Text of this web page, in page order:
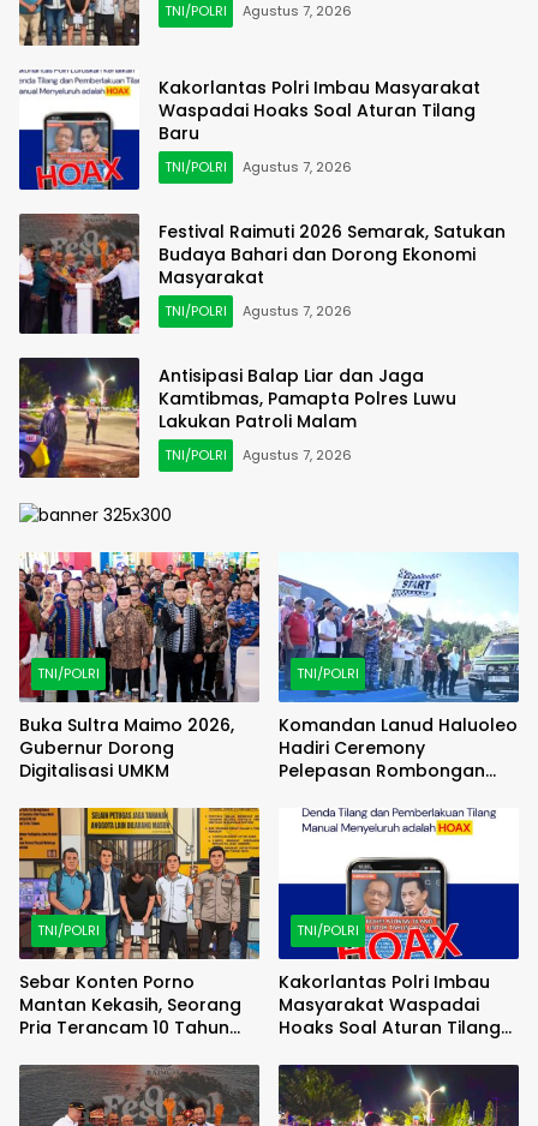
TNI/POLRI Agustus 7, 2026
Kakorlantas Polri Imbau Masyarakat
Waspadai Hoaks Soal Aturan Tilang
Baru
TNI/POLRI Agustus 7, 2026
Festival Raimuti 2026 Semarak, Satukan
Budaya Bahari dan Dorong Ekonomi
Masyarakat
TNI/POLRI Agustus 7, 2026
Antisipasi Balap Liar dan Jaga
Kamtibmas, Pamapta Polres Luwu
Lakukan Patroli Malam
TNI/POLRI Agustus 7, 2026
TNI/POLRI
Buka Sultra Maimo 2026,
Gubernur Dorong
Digitalisasi UMKM
TNI/POLRI
Komandan Lanud Haluoleo
Hadiri Ceremony
Pelepasan Rombongan
(FAMTRIP) Overland
TNI/POLRI
Sebar Konten Porno
Mantan Kekasih, Seorang
Pria Terancam 10 Tahun
TNI/POLRI
Kakorlantas Polri Imbau
Masyarakat Waspadai
Hoaks Soal Aturan Tilang